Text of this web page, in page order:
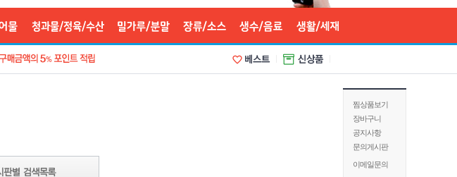
찜상품보기
장바구니
공지사항
문의게시판
이메일문의